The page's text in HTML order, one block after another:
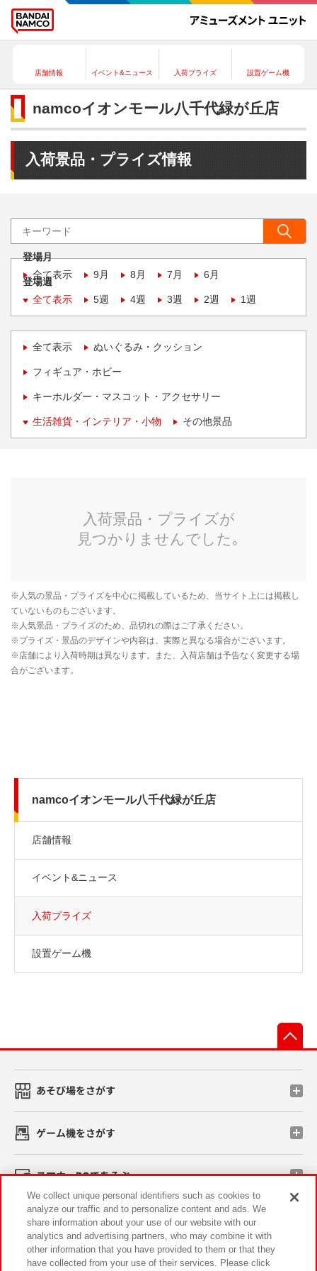
店舗情報 イベント&ニュース 入荷プライズ 設置ゲーム機
namcoイオンモール八千代緑が丘店
入荷景品・プライズ情報
登場月
全て表示
9月 8月 7月 6月
登場週
全て表示
5週 4週 3週 2週 1週
全て表示 ぬいぐるみ・クッション
フィギュア・ホビー
キーホルダー・マスコット・アクセサリー
生活雑貨・インテリア・小物 その他景品
namcoイオンモール八千代緑が丘店
店舗情報
イベント&ニュース
入荷プライズ
設置ゲーム機
あそび場をさがす
ゲーム機をさがす
スマホ・PCであそぶ
イベント・キャンペーン
We collect unique personal identifiers such as cookies to
analyze our traffic and to personalize content and ads. We
share information about your use of our website with our
analytics and advertising partners, who may combine it with
other information that you have provided to them or that they
have collected from your use of their services. Please click